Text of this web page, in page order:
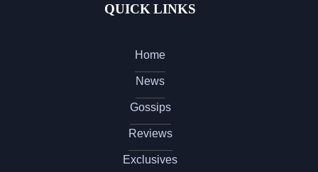
QUICK LINKS
Home
News
Gossips
Reviews
Exclusives